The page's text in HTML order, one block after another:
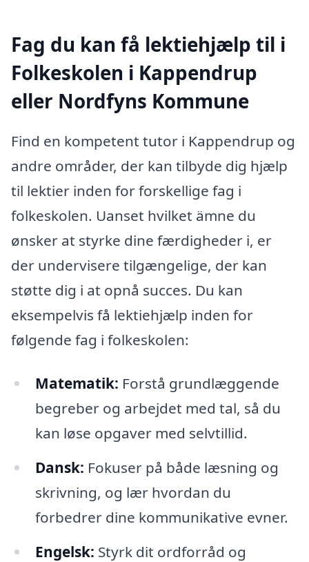
Fag du kan få lektiehjælp til i
Folkeskolen i Kappendrup
eller Nordfyns Kommune
Find en kompetent tutor i Kappendrup og
andre områder, der kan tilbyde dig hjælp
til lektier inden for forskellige fag i
folkeskolen. Uanset hvilket ämne du
ønsker at styrke dine færdigheder i, er
der undervisere tilgængelige, der kan
støtte dig i at opnå succes. Du kan
eksempelvis få lektiehjælp inden for
følgende fag i folkeskolen:
Matematik: Forstå grundlæggende
begreber og arbejdet med tal, så du
kan løse opgaver med selvtillid.
Dansk: Fokuser på både læsning og
skrivning, og lær hvordan du
forbedrer dine kommunikative evner.
Engelsk: Styrk dit ordforråd og